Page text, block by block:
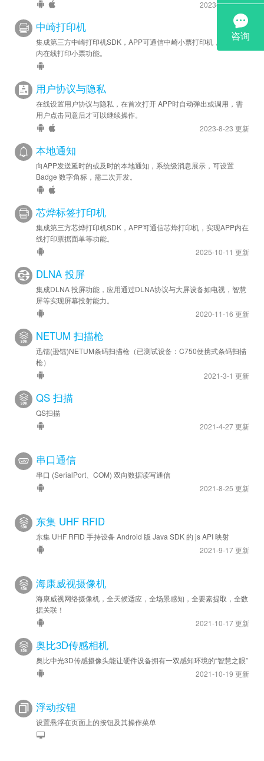
2023-9-18 更新
中崎打印机
集成第三方中崎打印机SDK，APP可通信中崎小票打印机，实现APP
内在线打印小票功能。
用户协议与隐私
在线设置用户协议与隐私，在首次打开 APP时自动弹出或调用，需
用户点击同意后才可以继续操作。
2023-8-23 更新
本地通知
向APP发送延时的或及时的本地通知，系统级消息展示，可设置
Badge 数字角标，需二次开发。
芯烨标签打印机
集成第三方芯烨打印机SDK，APP可通信芯烨打印机，实现APP内在
线打印票据面单等功能。
2025-10-11 更新
DLNA 投屏
集成DLNA 投屏功能，应用通过DLNA协议与大屏设备如电视，智慧
屏等实现屏幕投射能力。
2020-11-16 更新
NETUM 扫描枪
迅镭(逊镭)NETUM条码扫描枪（已测试设备：C750便携式条码扫描
枪）
2021-3-1 更新
QS 扫描
QS扫描
2021-4-27 更新
串口通信
串口 (SerialPort、COM) 双向数据读写通信
2021-8-25 更新
东集 UHF RFID
东集 UHF RFID 手持设备 Android 版 Java SDK 的 js API 映射
2021-9-17 更新
海康威视摄像机
海康威视网络摄像机，全天候适应，全场景感知，全要素提取，全数
据关联！
2021-10-17 更新
奥比3D传感相机
奥比中光3D传感摄像头能让硬件设备拥有一双感知环境的“智慧之眼”
2021-10-19 更新
浮动按钮
设置悬浮在页面上的按钮及其操作菜单